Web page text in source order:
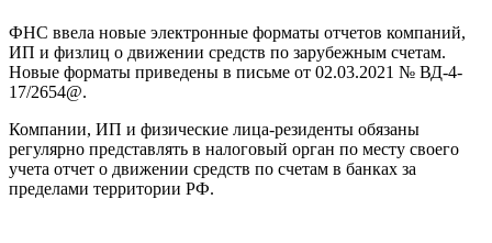
ФНС ввела новые электронные форматы отчетов компаний,
ИП и физлиц о движении средств по зарубежным счетам.
Новые форматы приведены в письме от 02.03.2021 № ВД-4-
17/2654@.
Компании, ИП и физические лица-резиденты обязаны
регулярно представлять в налоговый орган по месту своего
учета отчет о движении средств по счетам в банках за
пределами территории РФ.